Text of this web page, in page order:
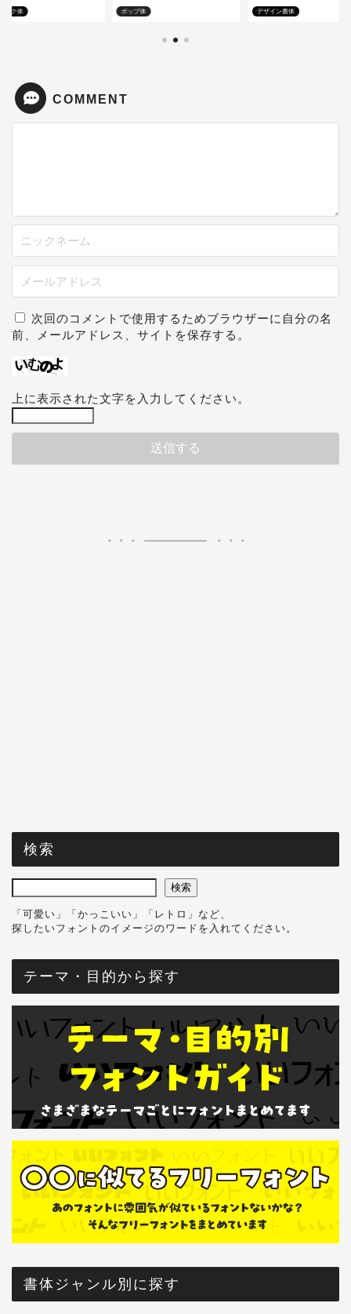
ック体 ポップ体 デザイン書体
COMMENT
次回のコメントで使用するためブラウザーに自分の名
前、メールアドレス、サイトを保存する。
上に表示された文字を入力してください。
検索
検索
「可愛い」「かっこいい」「レトロ」など、
探したいフォントのイメージのワードを入れてください。
テーマ・目的から探す
書体ジャンル別に探す